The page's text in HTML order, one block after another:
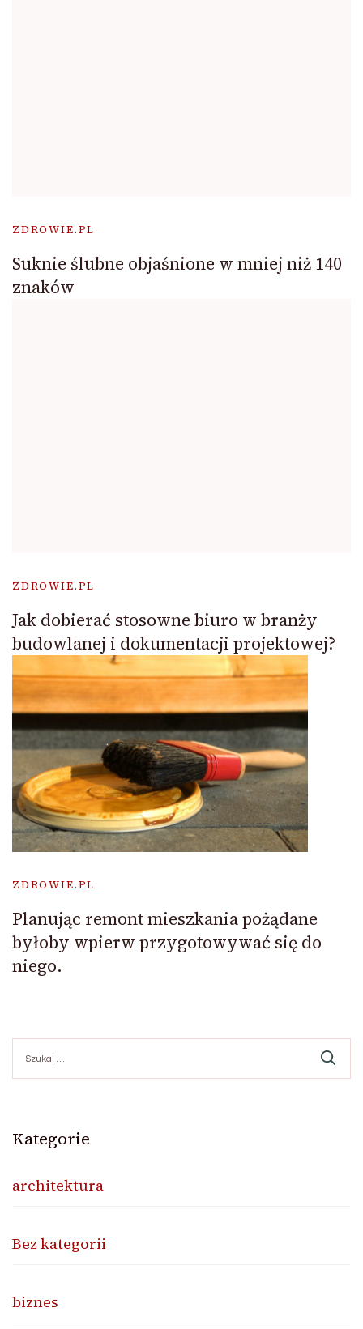
ZDROWIE.PL
Suknie ślubne objaśnione w mniej niż 140
znaków
ZDROWIE.PL
Jak dobierać stosowne biuro w branży
budowlanej i dokumentacji projektowej?
ZDROWIE.PL
Planując remont mieszkania pożądane
byłoby wpierw przygotowywać się do
niego.
Kategorie
architektura
Bez kategorii
biznes